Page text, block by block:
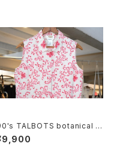
TALBOTS botanical s
printed Irish linen sle
Shirt